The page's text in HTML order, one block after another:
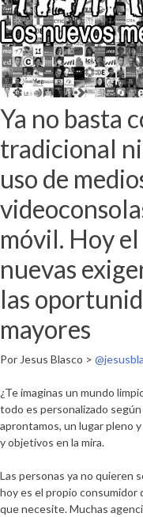
Ya no basta
tradicional
uso de
móvil. Hoy
nuevas
las
mayores
Por Jesus Blasco >
¿Te imaginas un mundo
todo es personalizado
aprontamos, un lugar pleno
y objetivos en la mira.
Las personas ya no quieren
hoy es el propio consumidor
que necesite. Muchas